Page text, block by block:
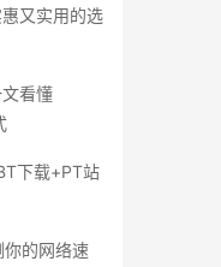
又实用的选
看懂
下载+PT站
你的网络速